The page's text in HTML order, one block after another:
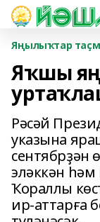
Яңылыҡтар
Яҡшы
Рәсәй
указына
сентябрҙән
эләккән
Ҡораллы
ир-аттарға